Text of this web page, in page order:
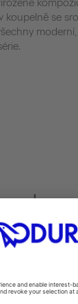
koupelně se